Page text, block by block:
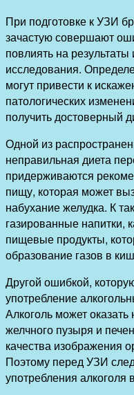
При подготовке к УЗИ
зачастую совершают
повлиять на
исследования.
могут привести к
патологических
получить достоверный
Одной из
неправильная диета
придерживаются
пищу, которая может
набухание желудка. К
газированные напитки,
пищевые продукты,
образование газов в
Другой ошибкой,
употребление
Алкоголь может
желчного пузыря и
качества изображения
Поэтому перед УЗИ
употребления алкоголя